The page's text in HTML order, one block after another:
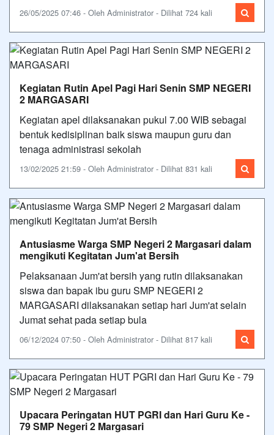
26/05/2025 07:46 - Oleh Administrator - Dilihat 724 kali
Kegiatan Rutin Apel Pagi Hari Senin SMP NEGERI
2 MARGASARI
Kegiatan apel dilaksanakan pukul 7.00 WIB sebagai
bentuk kedisiplinan baik siswa maupun guru dan
tenaga administrasi sekolah
13/02/2025 21:59 - Oleh Administrator - Dilihat 831 kali
Antusiasme Warga SMP Negeri 2 Margasari dalam
mengikuti Kegitatan Jum'at Bersih
Pelaksanaan Jum'at bersih yang rutin dilaksanakan
siswa dan bapak ibu guru SMP NEGERI 2
MARGASARI dilaksanakan setiap hari Jum'at selain
Jumat sehat pada setiap bula
06/12/2024 07:50 - Oleh Administrator - Dilihat 817 kali
Upacara Peringatan HUT PGRI dan Hari Guru Ke -
79 SMP Negeri 2 Margasari